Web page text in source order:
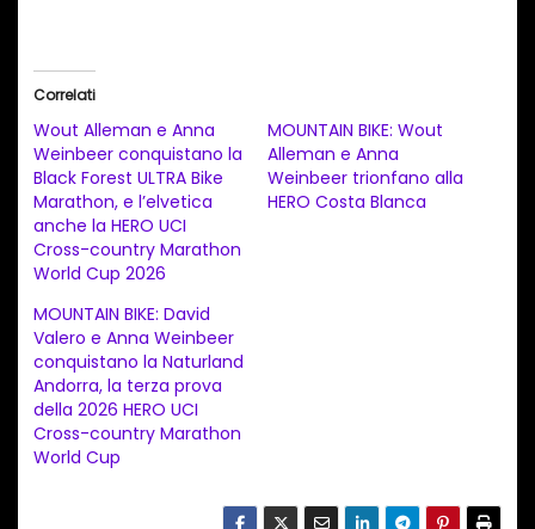
a
m
e
n
t
o
i
n
c
o
Correlati
Wout Alleman e Anna
Weinbeer conquistano la
Black Forest ULTRA Bike
Marathon, e l’elvetica
anche la HERO UCI
Cross-country Marathon
World Cup 2026
MOUNTAIN BIKE: Wout
Alleman e Anna
Weinbeer trionfano alla
HERO Costa Blanca
MOUNTAIN BIKE: David
Valero e Anna Weinbeer
conquistano la Naturland
Andorra, la terza prova
della 2026 HERO UCI
Cross-country Marathon
World Cup